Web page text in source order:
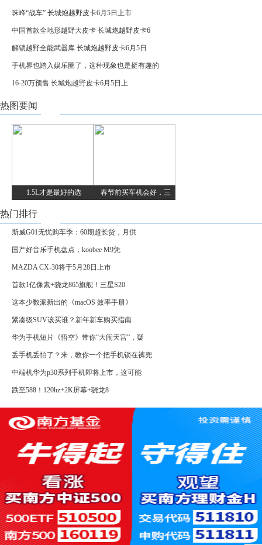
珠峰“战车” 长城炮越野皮卡6月5日上市
中国首款全地形越野大皮卡 长城炮越野皮卡6
解锁越野全能武器库 长城炮越野皮卡6月5日
手机界也踏入娱乐圈了，这种现象也是挺有趣的
16-20万预售 长城炮越野皮卡6月5日上
热图要闻
1.5L才是最好的选 春节前买车机会好，三
热门排行
斯威G01无忧购车季：60期超长贷，月供
国产好音乐手机盘点，koobee M9凭
MAZDA CX-30将于5月28日上市
首款1亿像素+骁龙865旗舰！三星S20
这本少数派新出的《macOS 效率手册》
紧凑级SUV该买谁？新年新车购买指南
华为手机短片《悟空》带你“大闹天宫”，疑
丢手机丢怕了？来，教你一个把手机锁在裤兜
中端机华为p30系列手机即将上市，这可能
跌至588！120hz+2K屏幕+骁龙8